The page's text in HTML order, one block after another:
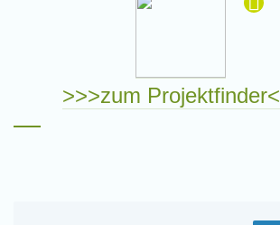
>>>zum